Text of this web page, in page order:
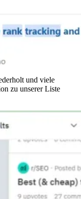
und viele
zu unserer Liste